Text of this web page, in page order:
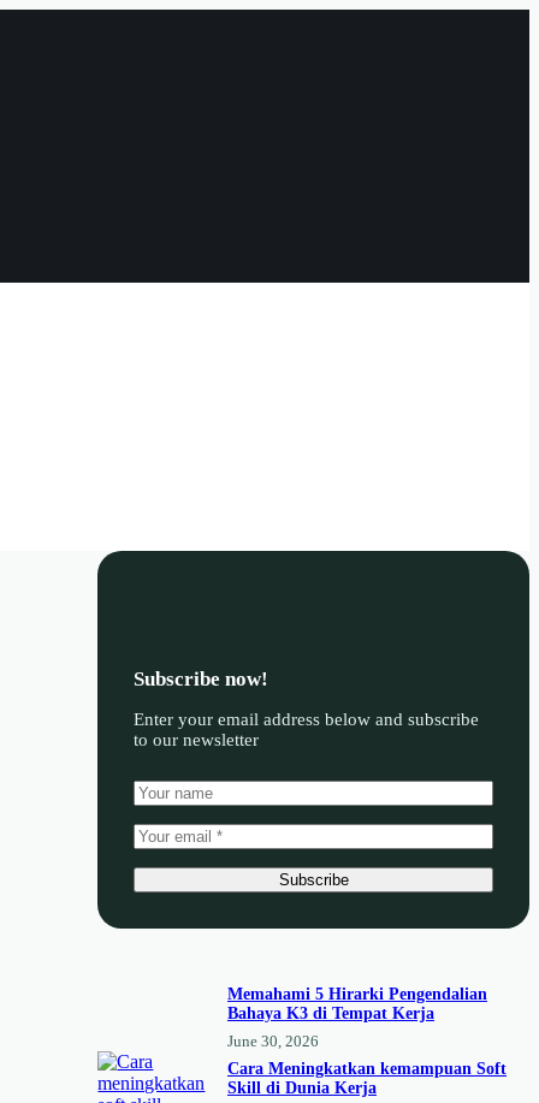
Subscribe now!
Enter your email address below and subscribe
to our newsletter
Subscribe
Memahami 5 Hirarki Pengendalian
Bahaya K3 di Tempat Kerja
June 30, 2026
Cara Meningkatkan kemampuan Soft
Skill di Dunia Kerja